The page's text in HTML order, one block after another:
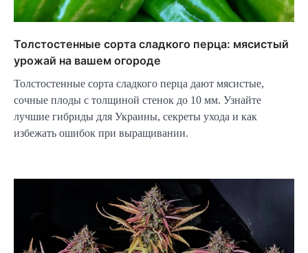
Толстостенные сорта сладкого перца: мясистый
урожай на вашем огороде
Толстостенные сорта сладкого перца дают мясистые,
сочные плоды с толщиной стенок до 10 мм. Узнайте
лучшие гибриды для Украины, секреты ухода и как
избежать ошибок при выращивании.